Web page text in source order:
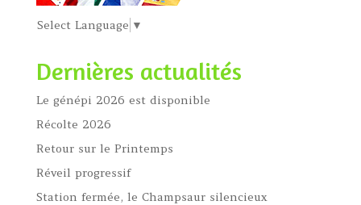
Select Language ▼
Dernières actualités
Le génépi 2026 est disponible
Récolte 2026
Retour sur le Printemps
Réveil progressif
Station fermée, le Champsaur silencieux